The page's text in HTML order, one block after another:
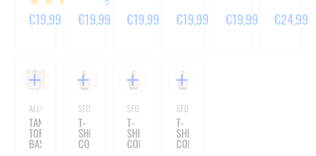
€19,99 €19,99 €19,99 €19,99 €19,99 €24,99
ALLWEAR
TANK
TOP
BASIC
SFD WEAR
T-
SHIRT
CORE
SFD WEAR
T-
SHIRT
CORE
SFD WEAR
T-
SHIRT
CORE